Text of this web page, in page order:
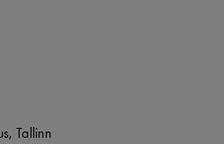
,Tallinn